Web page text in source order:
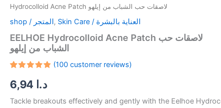
Hydrocolloid Acne Patch لاصقات حب الشباب من إيلهو
shop / المتجر, Skin Care / العناية بالبشرة
EELHOE Hydrocolloid Acne Patch لاصقات حب
الشباب من إيلهو
4.86out
of 5
customer
(100customer reviews)
د.ا
Tackle breakouts effectively and gently with the Eelhoe